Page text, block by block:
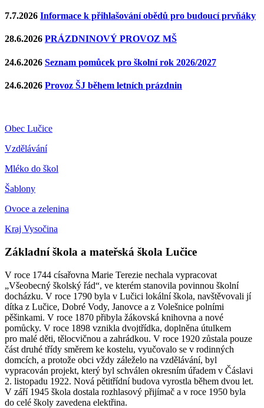
7.7.2026 Informace k přihlašování obědů pro budoucí prvňáky
28.6.2026 PRÁZDNINOVÝ PROVOZ MŠ
24.6.2026 Seznam pomůcek pro školní rok 2026/2027
24.6.2026 Provoz ŠJ během letních prázdnin
Obec Lučice
Vzdělávání
Mléko do škol
Šablony
Ovoce a zelenina
Kraj Vysočina
Základní škola a mateřská škola Lučice
V roce 1744 císařovna Marie Terezie nechala vypracovat
„Všeobecný školský řád“, ve kterém stanovila povinnou školní
docházku. V roce 1790 byla v Lučici lokální škola, navštěvovali jí
dítka z Lučice, Dobré Vody, Janovce a z Volešnice polními
pěšinkami. V roce 1870 přibyla žákovská knihovna a nové
pomůcky. V roce 1898 vznikla dvojtřídka, doplněna útulkem
pro malé děti, tělocvičnou a zahrádkou. V roce 1920 zůstala pouze
část druhé třídy směrem ke kostelu, vyučovalo se v rodinných
domcích, a protože obci vždy záleželo na vzdělávání, byl
vypracován projekt, který byl schválen okresním úřadem v Čáslavi
2. listopadu 1922. Nová pětitřídní budova vyrostla během dvou let.
V září 1945 škola dostala rozhlasový přijímač a v roce 1950 byla
do celé školy zavedena elektřina.